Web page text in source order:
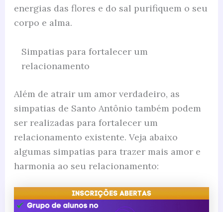
energias das flores e do sal purifiquem o seu
corpo e alma.
Simpatias para fortalecer um
relacionamento
Além de atrair um amor verdadeiro, as
simpatias de Santo Antônio também podem
ser realizadas para fortalecer um
relacionamento existente. Veja abaixo
algumas simpatias para trazer mais amor e
harmonia ao seu relacionamento: